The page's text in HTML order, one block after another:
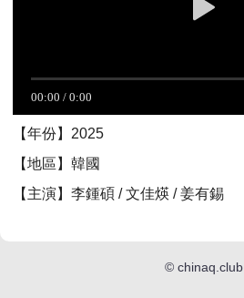
【年份】2025
【地區】韓國
【主演】李鍾碩 / 文佳煐 / 姜有錫
© chinaq.club